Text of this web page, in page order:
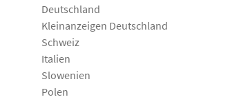
Deutschland
Kleinanzeigen Deutschland
Schweiz
Italien
Slowenien
Polen